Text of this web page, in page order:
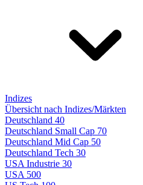
Indizes
Übersicht nach Indizes/Märkten
Deutschland 40
Deutschland Small Cap 70
Deutschland Mid Cap 50
Deutschland Tech 30
USA Industrie 30
USA 500